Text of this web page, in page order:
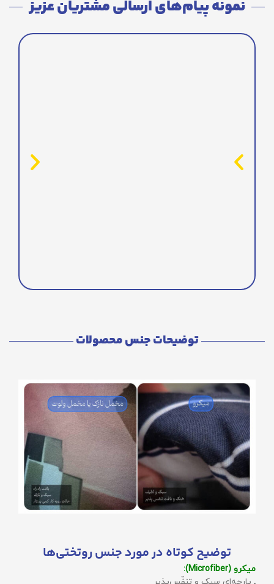
نمونه پیام‌های ارسالی مشتریان عزیز
توضیحات جنس محصولات
توضیح کوتاه در مورد جنس روتختی‌ها
میکرو (Microfiber):